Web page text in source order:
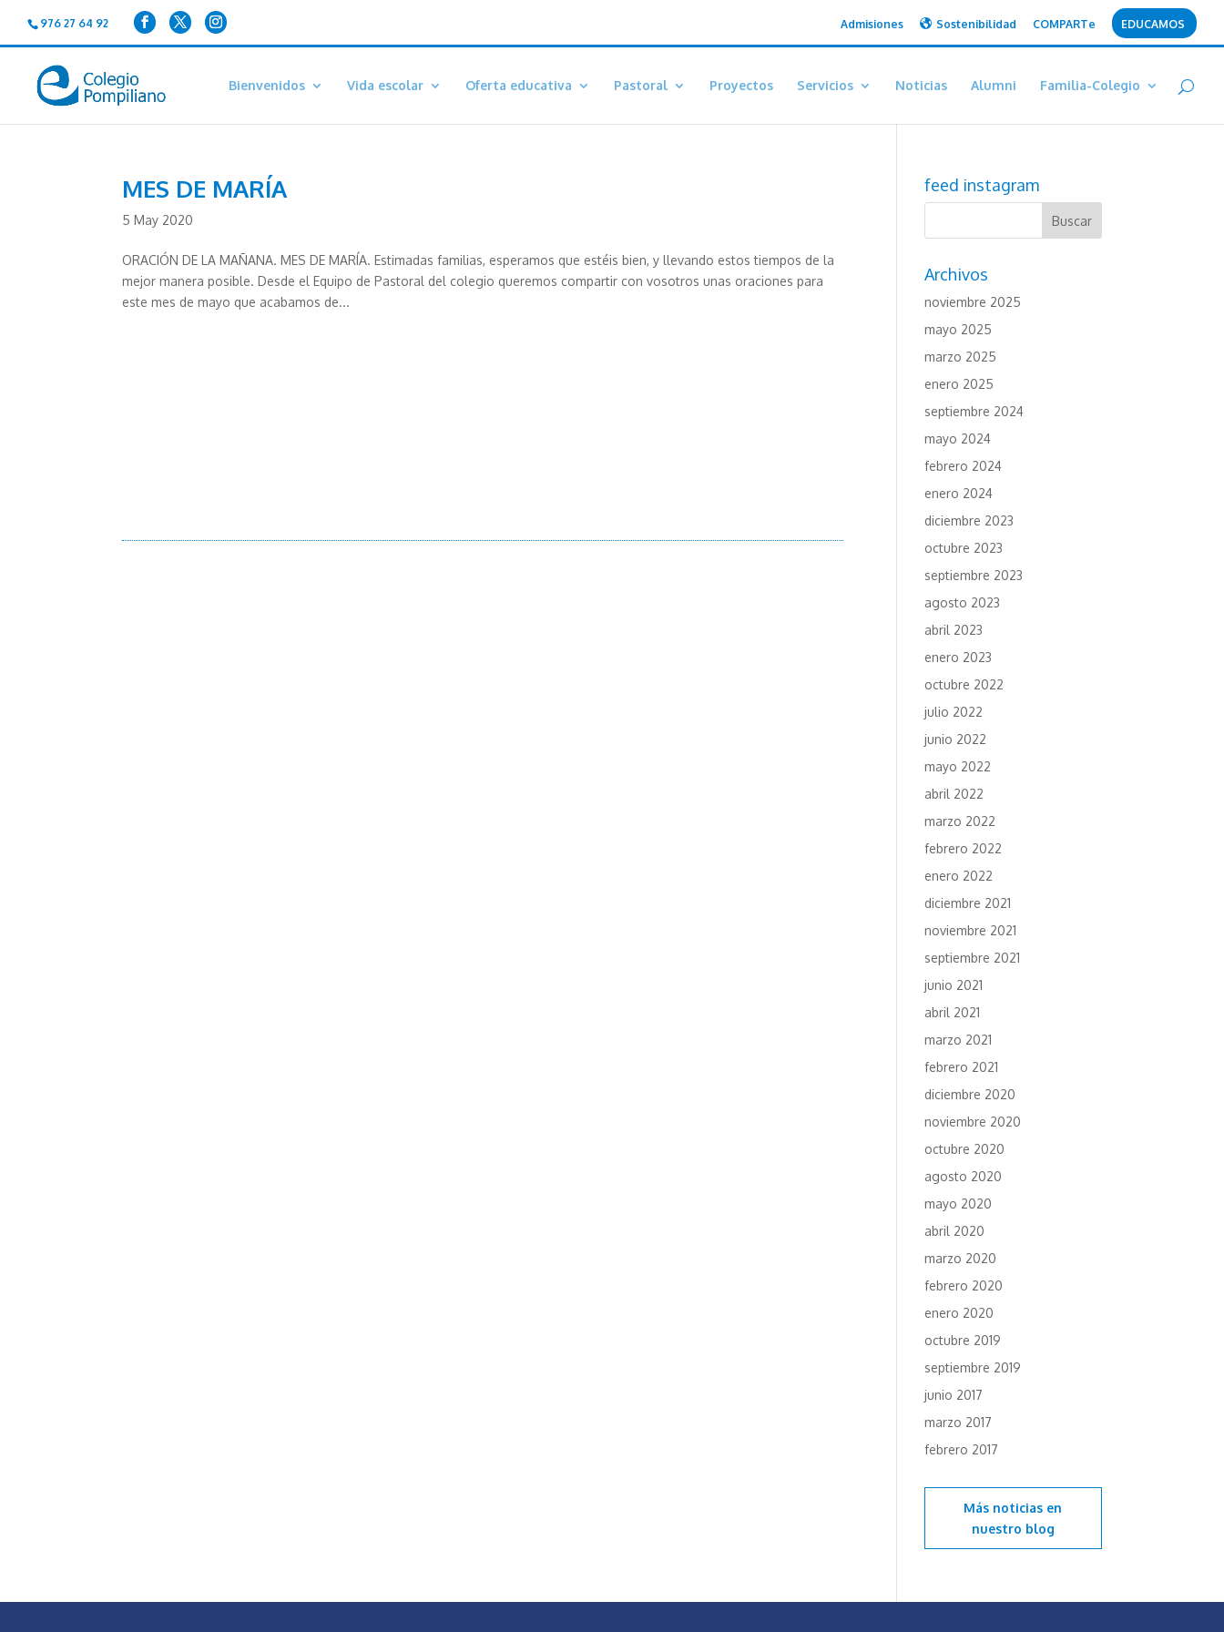
976 27 64 92 Admisiones Sostenibilidad COMPARTe EDUCAMOS
Bienvenidos Vida escolar Oferta educativa Pastoral Proyectos Servicios Noticias Alumni Familia-Colegio
MES DE MARÍA
5 May 2020
ORACIÓN DE LA MAÑANA. MES DE MARÍA. Estimadas familias, esperamos que estéis bien, y llevando estos tiempos de la
mejor manera posible. Desde el Equipo de Pastoral del colegio queremos compartir con vosotros unas oraciones para
este mes de mayo que acabamos de...
feed instagram
Archivos
noviembre 2025
mayo 2025
marzo 2025
enero 2025
septiembre 2024
mayo 2024
febrero 2024
enero 2024
diciembre 2023
octubre 2023
septiembre 2023
agosto 2023
abril 2023
enero 2023
octubre 2022
julio 2022
junio 2022
mayo 2022
abril 2022
marzo 2022
febrero 2022
enero 2022
diciembre 2021
noviembre 2021
septiembre 2021
junio 2021
abril 2021
marzo 2021
febrero 2021
diciembre 2020
noviembre 2020
octubre 2020
agosto 2020
mayo 2020
abril 2020
marzo 2020
febrero 2020
enero 2020
octubre 2019
septiembre 2019
junio 2017
marzo 2017
febrero 2017
Más noticias en
nuestro blog